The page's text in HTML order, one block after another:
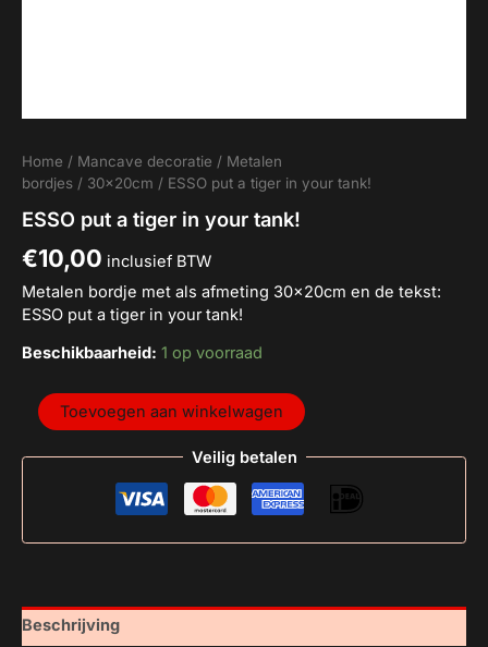
Home / Mancave decoratie / Metalen
bordjes / 30x20cm / ESSO put a tiger in your tank!
ESSO put a tiger in your tank!
€10,00 inclusief BTW
Metalen bordje met als afmeting 30x20cm en de tekst:
ESSO put a tiger in your tank!
Beschikbaarheid: 1 op voorraad
Toevoegen aan winkelwagen
Veilig betalen
Beschrijving